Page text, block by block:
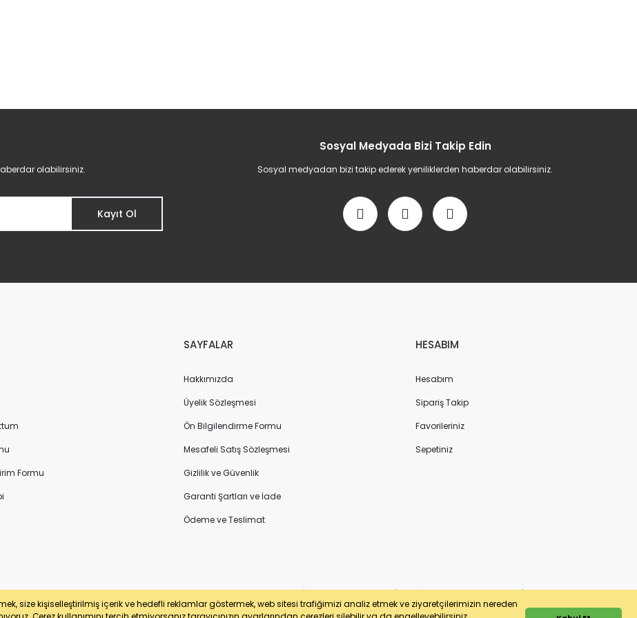
size kişiselleştirilmiş içerik ve hedefli reklamlar göstermek, web sitesi trafiğimizi analiz etmek ve ziyaretçilerimizin nereden
olabilirsiniz.
Kayıt Ol
Sosyal Medyada Bizi Takip Edin
Sosyal medyadan bizi takip ederek yeniliklerden haberdar olabilirsiniz.
Formu
SAYFALAR
Hakkımızda
Üyelik Sözleşmesi
Ön Bilgilendirme Formu
Mesafeli Satış Sözleşmesi
Gizlilik ve Güvenlik
Garanti Şartları ve İade
Ödeme ve Teslimat
HESABIM
Hesabım
Sipariş Takip
Favorileriniz
Sepetiniz
sertifikası ile korunmaktadır. Pasfil Makine Sanayi ve Ticaret Ltd. Şti. | Vergi No: 7220436611 | MERSİS No: 072204366100013 | Ticaret Sicil No: 586968-0